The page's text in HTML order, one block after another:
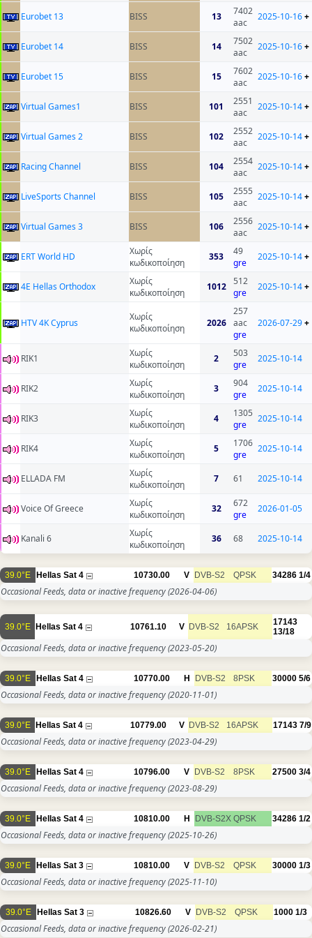
Eurobet 13 BISS 13
7402
aac
2025-10-16+
Eurobet 14 BISS 14
7502
aac
2025-10-16+
Eurobet 15 BISS 15
7602
aac
2025-10-16+
Virtual Games1 BISS 101
2551
aac
2025-10-14+
Virtual Games 2 BISS 102
2552
aac
2025-10-14+
Racing Channel BISS 104
2554
aac
2025-10-14+
LiveSports Channel BISS 105
2555
aac
2025-10-14+
Virtual Games 3 BISS 106
2556
aac
2025-10-14+
ERT World HD
Χωρίς
κωδικοποίηση
353
49
gre
2025-10-14+
4E Hellas Orthodox
Χωρίς
κωδικοποίηση
1012
512
gre
2025-10-14+
HTV 4K Cyprus
Χωρίς
κωδικοποίηση
2026
257
aac
gre
2026-07-29+
RIK1
Χωρίς
κωδικοποίηση
2
503
gre
2025-10-14
RIK2
Χωρίς
κωδικοποίηση
3
904
gre
2025-10-14
RIK3
Χωρίς
κωδικοποίηση
4
1305
gre
2025-10-14
RIK4
Χωρίς
κωδικοποίηση
5
1706
gre
2025-10-14
ELLADA FM
Χωρίς
κωδικοποίηση
7 61 2025-10-14
Voice Of Greece
Χωρίς
κωδικοποίηση
32
672
gre
2026-01-05
Kanali 6
Χωρίς
κωδικοποίηση
36 68 2025-10-14
39.0°E Hellas Sat 4 10730.00 V DVB-S2 QPSK 34286 1/4
Occasional Feeds, data or inactive frequency(2026-04-06)
39.0°E Hellas Sat 4 10761.10 V DVB-S2 16APSK
17143
13/18
Occasional Feeds, data or inactive frequency(2023-05-20)
39.0°E Hellas Sat 4 10770.00 H DVB-S2 8PSK 30000 5/6
Occasional Feeds, data or inactive frequency(2020-11-01)
39.0°E Hellas Sat 4 10779.00 V DVB-S2 16APSK 17143 7/9
Occasional Feeds, data or inactive frequency(2023-04-29)
39.0°E Hellas Sat 4 10796.00 V DVB-S2 8PSK 27500 3/4
Occasional Feeds, data or inactive frequency(2023-08-29)
39.0°E Hellas Sat 4 10810.00 H DVB-S2X QPSK 34286 1/2
Occasional Feeds, data or inactive frequency(2025-10-26)
39.0°E Hellas Sat 3 10810.00 V DVB-S2 QPSK 30000 1/3
Occasional Feeds, data or inactive frequency(2025-11-10)
39.0°E Hellas Sat 3 10826.60 V DVB-S2 QPSK 1000 1/3
Occasional Feeds, data or inactive frequency(2026-02-21)